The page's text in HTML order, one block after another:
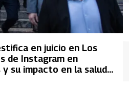
en juicio en Los
de Instagram en
su impacto en la salud